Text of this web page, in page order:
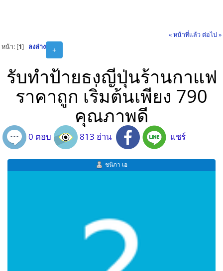
« หน้าที่แล้ว ต่อไป »
+
หน้า: [1] ลงล่าง
รับทำป้ายธงญี่ปุ่นร้านกาแฟ
ราคาถูก เริ่มต้นเพียง 790
คุณภาพดี
0 ตอบ 813 อ่าน แชร์
ชนิภา เอ